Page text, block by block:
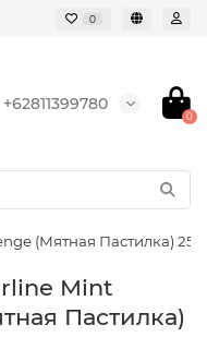
0
+62811399780
0
(Мятная Пастилка)
Mint
Пастилка)